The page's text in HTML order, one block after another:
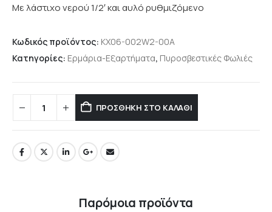
Με λάστιχο νερού 1/2′ και αυλό ρυθμιζόμενο
Κωδικός προϊόντος: KX06-002W2-00A
Κατηγορίες: Ερμάρια-Εξαρτήματα, Πυροσβεστικές Φωλιές
ΠΡΟΣΘΉΚΗ ΣΤΟ ΚΑΛΆΘΙ
Παρόμοια προϊόντα